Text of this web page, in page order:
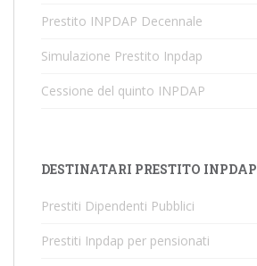
Prestito INPDAP Decennale
Simulazione Prestito Inpdap
Cessione del quinto INPDAP
DESTINATARI PRESTITO INPDAP
Prestiti Dipendenti Pubblici
Prestiti Inpdap per pensionati